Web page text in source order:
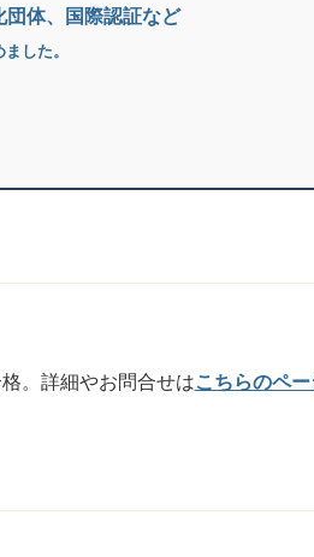
団体、国際認証など
した。
。詳細やお問合せはこちらのペー